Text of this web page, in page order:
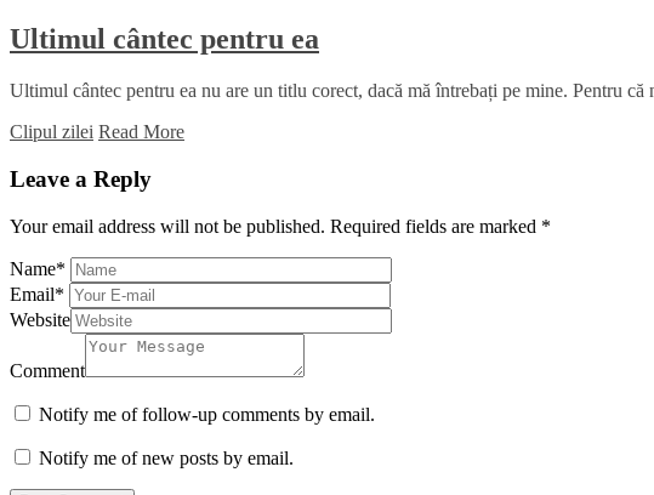
Ultimul cântec pentru ea
Ultimul cântec pentru ea nu are un titlu corect, dacă mă întrebați pe mine. Pentru că
Clipul zilei Read More
Leave a Reply
Your email address will not be published. Required fields are marked *
Name*
Email*
Website
Comment
Notify me of follow-up comments by email.
Notify me of new posts by email.